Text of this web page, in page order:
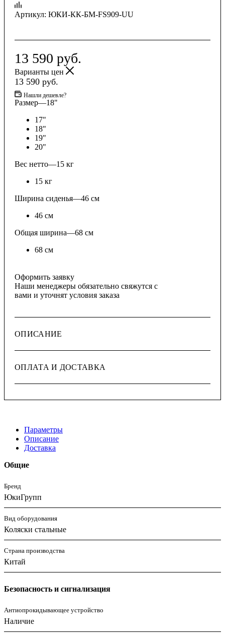
Артикул: ЮКИ-КК-БМ-FS909-UU
13 590 руб.
Варианты цен
13 590 руб.
Нашли дешевле?
Размер—18"
17"
18"
19"
20"
Вес нетто—15 кг
15 кг
Ширина сиденья—46 см
46 см
Общая ширина—68 см
68 см
Оформить заявку
Наши менеджеры обязательно свяжутся с
вами и уточнят условия заказа
ОПИСАНИЕ
ОПЛАТА И ДОСТАВКА
Параметры
Описание
Доставка
Общие
Бренд
ЮкиГрупп
Вид оборудования
Коляски стальные
Страна производства
Китай
Безопасность и сигнализация
Антиопрокидывающее устройство
Наличие